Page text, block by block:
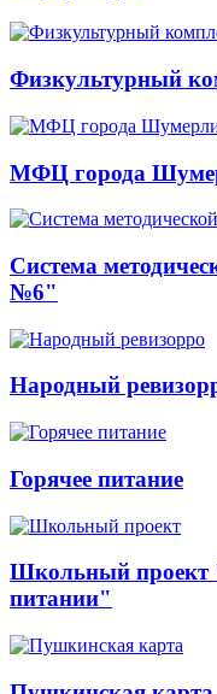
Физкультурный
МФЦ города
Система
№6"
Народный
Горячее питание
Школьный проект
питании"